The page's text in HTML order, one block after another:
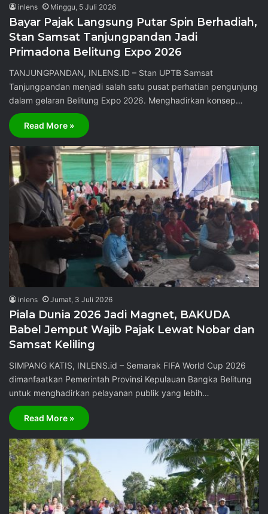
inlens Minggu, 5 Juli 2026
Bayar Pajak Langsung Putar Spin Berhadiah,
Stan Samsat Tanjungpandan Jadi
Primadona Belitung Expo 2026
TANJUNGPANDAN, INLENS.ID – Stan UPTB Samsat
Tanjungpandan menjadi salah satu pusat perhatian pengunjung
dalam gelaran Belitung Expo 2026. Menghadirkan konsep…
Read More »
inlens Jumat, 3 Juli 2026
Piala Dunia 2026 Jadi Magnet, BAKUDA
Babel Jemput Wajib Pajak Lewat Nobar dan
Samsat Keliling
SIMPANG KATIS, INLENS.id – Semarak FIFA World Cup 2026
dimanfaatkan Pemerintah Provinsi Kepulauan Bangka Belitung
untuk menghadirkan pelayanan publik yang lebih…
Read More »